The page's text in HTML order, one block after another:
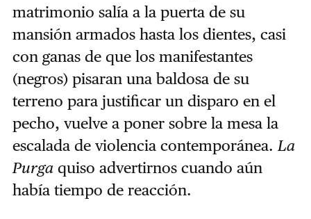
matrimonio salía a la puerta de su
mansión armados hasta los dientes, casi
con ganas de que los manifestantes
(negros) pisaran una baldosa de su
terreno para justificar un disparo en el
pecho, vuelve a poner sobre la mesa la
escalada de violencia contemporánea. La
Purgaquiso advertirnos cuando aún
había tiempo de reacción.